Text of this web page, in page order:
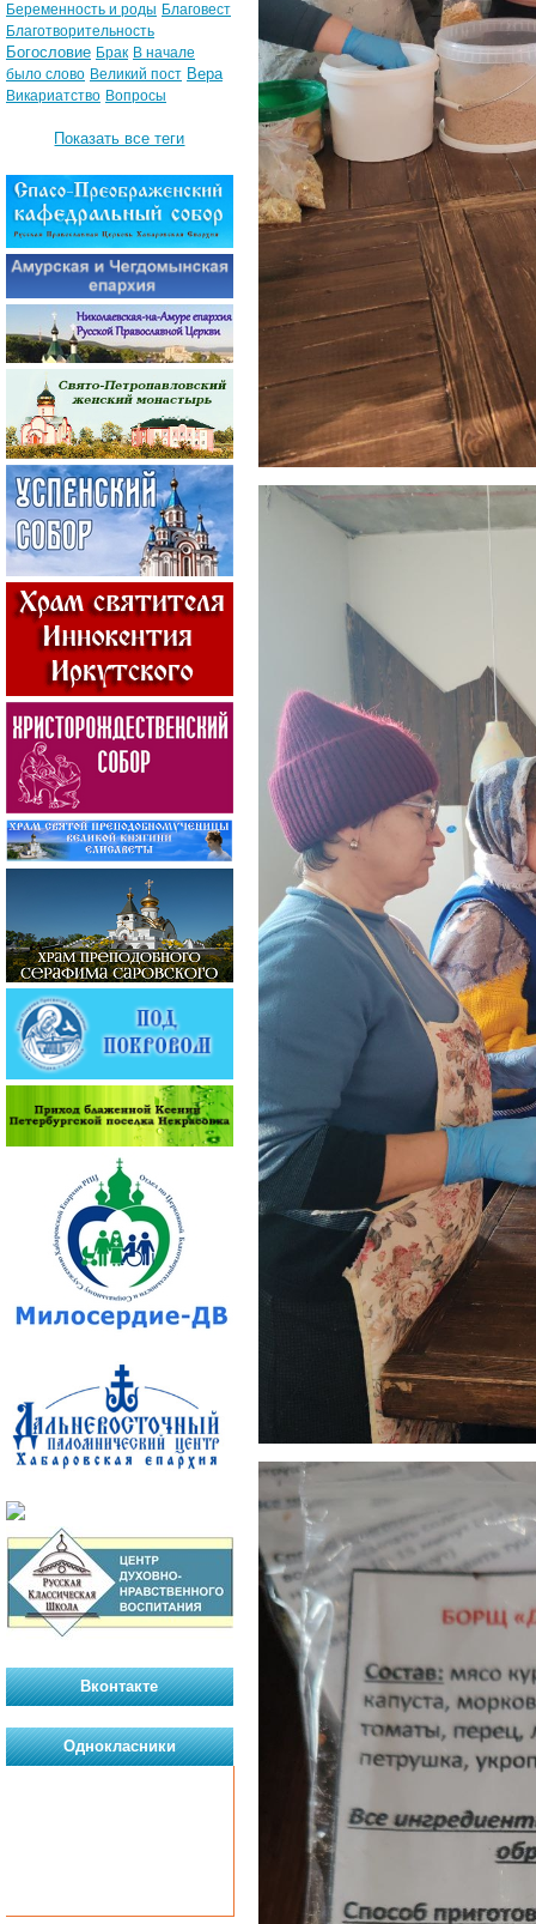
Беременность и роды Благовест
Благотворительность
Богословие Брак В начале
было слово Великий пост Вера
Викариатство Вопросы
Показать все теги
Вконтакте
Однокласники